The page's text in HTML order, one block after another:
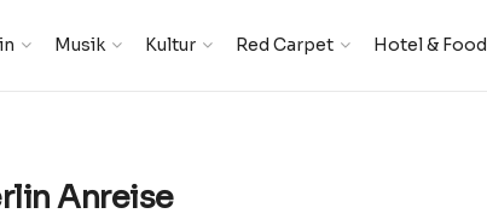
Musik Kultur Red Carpet Hotel & Food
Anreise